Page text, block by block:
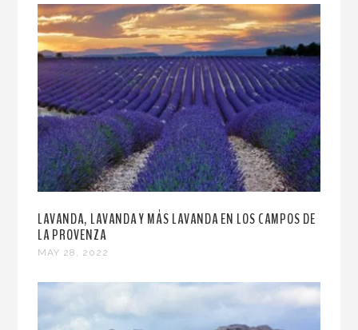
LAVANDA, LAVANDA Y MÁS LAVANDA EN LOS CAMPOS DE
LA PROVENZA
MAY 28, 2022